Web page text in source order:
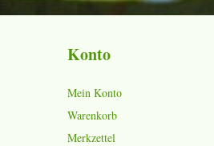
Konto
Mein Konto
Warenkorb
Merkzettel